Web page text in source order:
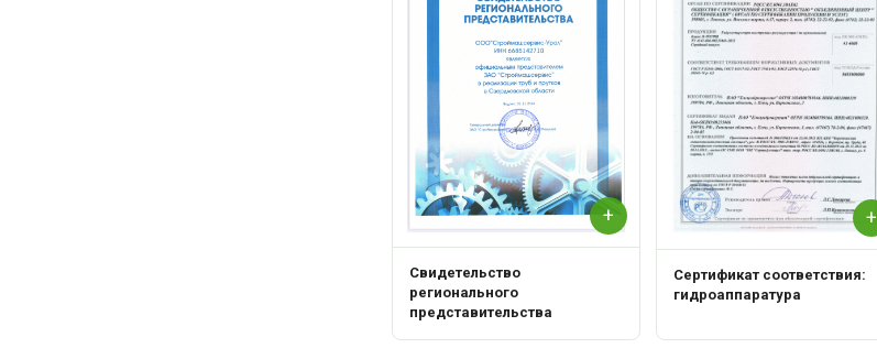
+
Свидетельство
регионального
представительства
+
Сертификат соответствия:
гидроаппаратура